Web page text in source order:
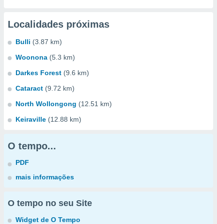
Localidades próximas
Bulli (3.87 km)
Woonona (5.3 km)
Darkes Forest (9.6 km)
Cataract (9.72 km)
North Wollongong (12.51 km)
Keiraville (12.88 km)
O tempo...
PDF
mais informações
O tempo no seu Site
Widget de O Tempo